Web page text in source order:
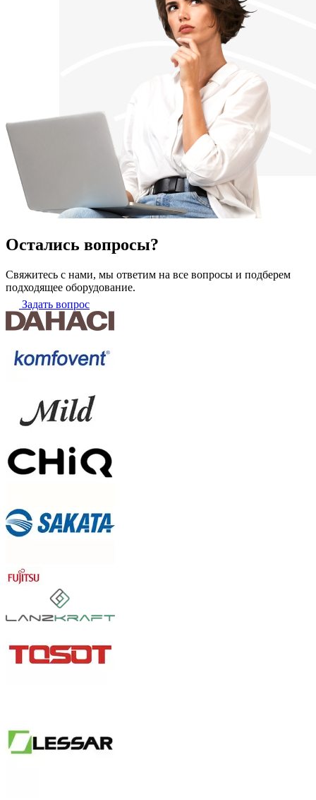
Остались вопросы?
Свяжитесь с нами, мы ответим на все вопросы и подберем
подходящее оборудование.
Задать вопрос